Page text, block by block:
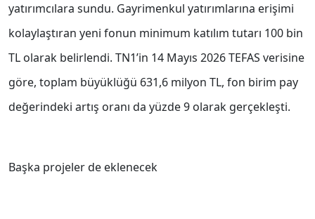
yatırımcılara sundu. Gayrimenkul yatırımlarına erişimi
kolaylaştıran yeni fonun minimum katılım tutarı 100 bin
TL olarak belirlendi. TN1’in 14 Mayıs 2026 TEFAS verisine
göre, toplam büyüklüğü 631,6 milyon TL, fon birim pay
değerindeki artış oranı da yüzde 9 olarak gerçekleşti.
Başka projeler de eklenecek